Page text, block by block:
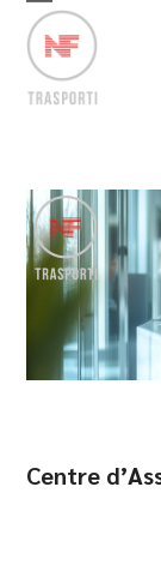
content
Open
mobile
menu
Close
mobile
menu
Centre